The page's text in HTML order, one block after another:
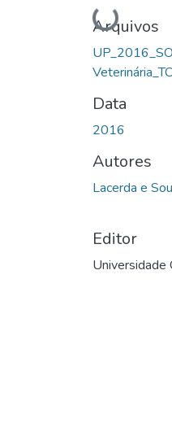
Carregando...
Arquivos
Data
2016
Autores
Lacerda e
Editor
Universidade